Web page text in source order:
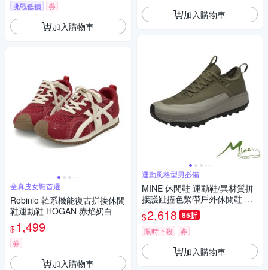
挑戰低價 券
加入購物車
全真皮女鞋首選
Robinlo 韓系機能復古拼接休閒
鞋運動鞋 HOGAN 赤焰奶白
$1,499
券
加入購物車
加入購物車
運動風格型男必備
MINE 休閒鞋 運動鞋/異材質拼
接護趾撞色繫帶戶外休閒鞋 運
動鞋 綠
$2,618 85折
限時下殺 券
加入購物車